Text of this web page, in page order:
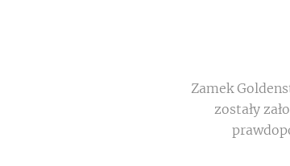
Zamek
zostały